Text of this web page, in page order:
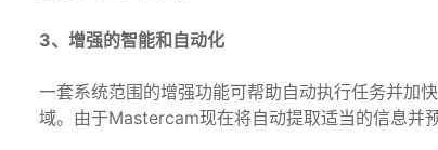
3、增强的智能和自动化
一套系统范围的增强功能可帮助自动执行任务并加
域。由于Mastercam现在将自动提取适当的信息并